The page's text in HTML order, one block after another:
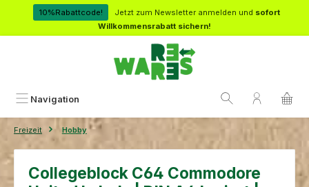
Zum Hauptinhalt springen
10%Rabattcode! Jetzt zum Newsletter anmelden und sofort
Willkommensrabatt sichern!
Navigation
Freizeit Hobby
Collegeblock C64 Commodore